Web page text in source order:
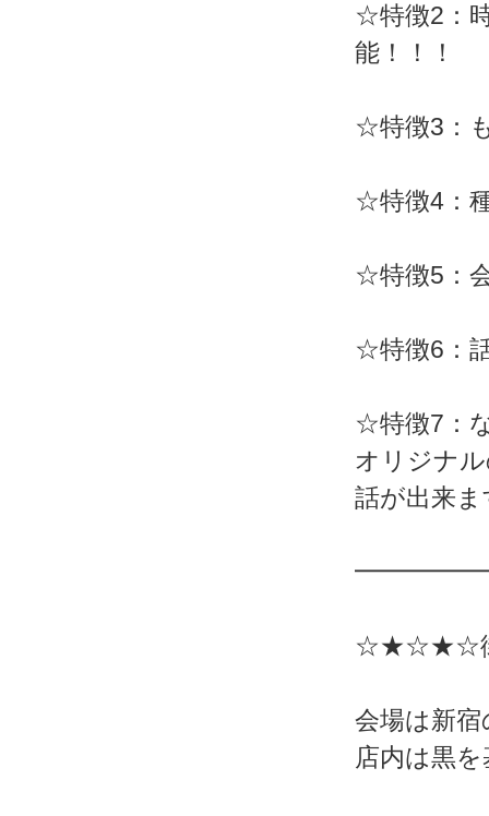
☆特徴2：
能！！！
☆特徴3：
☆特徴4：
☆特徴5：
☆特徴6：
☆特徴7：
オリジナ
話が出来
☆★☆★☆
会場は新
店内は黒